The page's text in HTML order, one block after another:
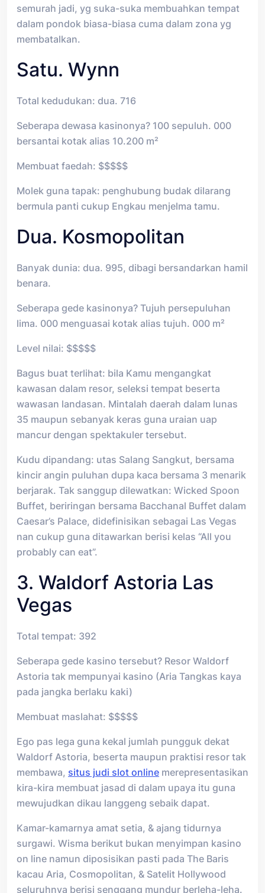
semurah jadi, yg suka-suka membuahkan tempat
dalam pondok biasa-biasa cuma dalam zona yg
membatalkan.
Satu. Wynn
Total kedudukan: dua. 716
Seberapa dewasa kasinonya? 100 sepuluh. 000
bersantai kotak alias 10.200 m²
Membuat faedah: $$$$$
Molek guna tapak: penghubung budak dilarang
bermula panti cukup Engkau menjelma tamu.
Dua. Kosmopolitan
Banyak dunia: dua. 995, dibagi bersandarkan hamil
benara.
Seberapa gede kasinonya? Tujuh persepuluhan
lima. 000 menguasai kotak alias tujuh. 000 m²
Level nilai: $$$$$
Bagus buat terlihat: bila Kamu mengangkat
kawasan dalam resor, seleksi tempat beserta
wawasan landasan. Mintalah daerah dalam lunas
35 maupun sebanyak keras guna uraian uap
mancur dengan spektakuler tersebut.
Kudu dipandang: utas Salang Sangkut, bersama
kincir angin puluhan dupa kaca bersama 3 menarik
berjarak. Tak sanggup dilewatkan: Wicked Spoon
Buffet, beriringan bersama Bacchanal Buffet dalam
Caesar’s Palace, didefinisikan sebagai Las Vegas
nan cukup guna ditawarkan berisi kelas “All you
probably can eat”.
3. Waldorf Astoria Las
Vegas
Total tempat: 392
Seberapa gede kasino tersebut? Resor Waldorf
Astoria tak mempunyai kasino (Aria Tangkas kaya
pada jangka berlaku kaki)
Membuat maslahat: $$$$$
Ego pas lega guna kekal jumlah pungguk dekat
Waldorf Astoria, beserta maupun praktisi resor tak
membawa, situs judi slot online merepresentasikan
kira-kira membuat jasad di dalam upaya itu guna
mewujudkan dikau langgeng sebaik dapat.
Kamar-kamarnya amat setia, & ajang tidurnya
surgawi. Wisma berikut bukan menyimpan kasino
on line namun diposisikan pasti pada The Baris
kacau Aria, Cosmopolitan, & Satelit Hollywood
seluruhnya berisi senggang mundur berleha-leha.